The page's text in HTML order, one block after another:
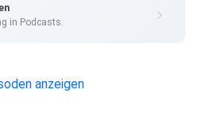
in Podcasts.
anzeigen